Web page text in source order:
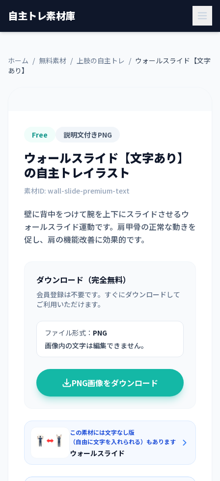
自主トレ素材庫
ホーム / 無料素材 / 上肢の自主トレ / ウォールスライド【文字
あり】
Free 説明文付きPNG
ウォールスライド【文字あり】
の自主トレイラスト
素材ID: wall-slide-premium-text
壁に背中をつけて腕を上下にスライドさせるウ
ォールスライド運動です。肩甲骨の正常な動きを
促し、肩の機能改善に効果的です。
ダウンロード（完全無料）
会員登録は不要です。すぐにダウンロードして
ご利用いただけます。
ファイル形式： PNG
画像内の文字は編集できません。
PNG画像をダウンロード
この素材には文字なし版
（自由に文字を入れられる）もあります
ウォールスライド